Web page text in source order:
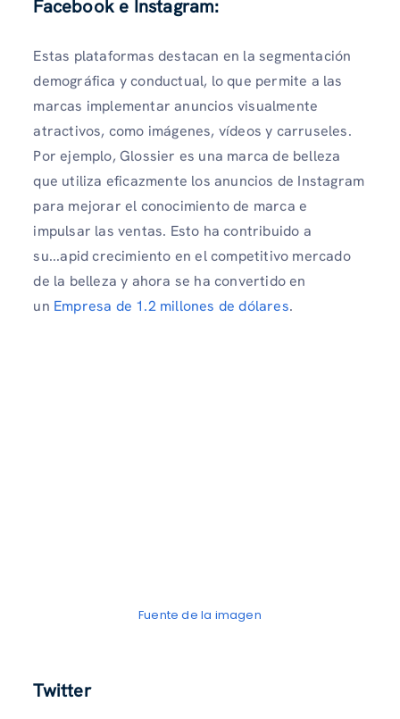
Facebook e Instagram:
Estas plataformas destacan en la segmentación
demográfica y conductual, lo que permite a las
marcas implementar anuncios visualmente
atractivos, como imágenes, vídeos y carruseles.
Por ejemplo, Glossier es una marca de belleza
que utiliza eficazmente los anuncios de Instagram
para mejorar el conocimiento de marca e
impulsar las ventas. Esto ha contribuido a
su...apid crecimiento en el competitivo mercado
de la belleza y ahora se ha convertido en
un Empresa de 1.2 millones de dólares.
Fuente de la imagen
Twitter